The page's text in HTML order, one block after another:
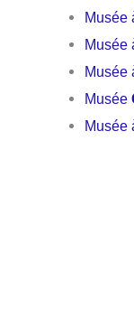
Musée
Musée
Musée
Musée
Musée